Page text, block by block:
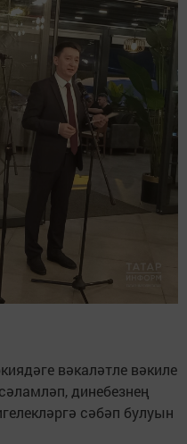
вәкаләтле вәкиле
динебезнең
сәбәп булуын